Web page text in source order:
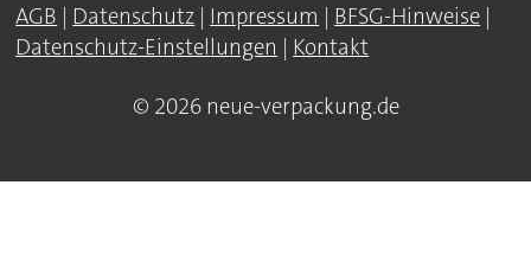
AGB | Datenschutz | Impressum | BFSG-Hinweise |
Datenschutz-Einstellungen | Kontakt
© 2026 neue-verpackung.de